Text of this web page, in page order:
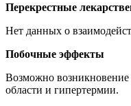
Перекрестные
Нет данных о
Побочные эффекты
Возможно возникновение
области и гипертермии.